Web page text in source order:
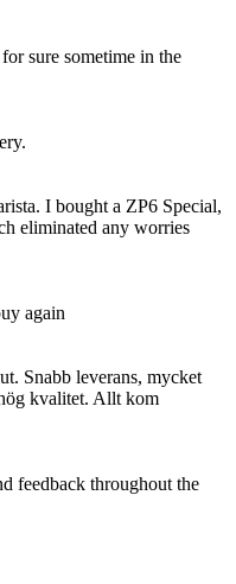
sure sometime in the
I bought a ZP6 Special,
eliminated any worries
again
Snabb leverans, mycket
kvalitet. Allt kom
feedback throughout the